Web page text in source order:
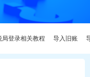
局登录相关教程 导入旧账